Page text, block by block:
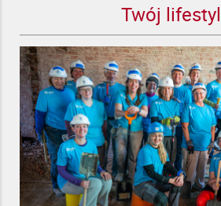
Twój